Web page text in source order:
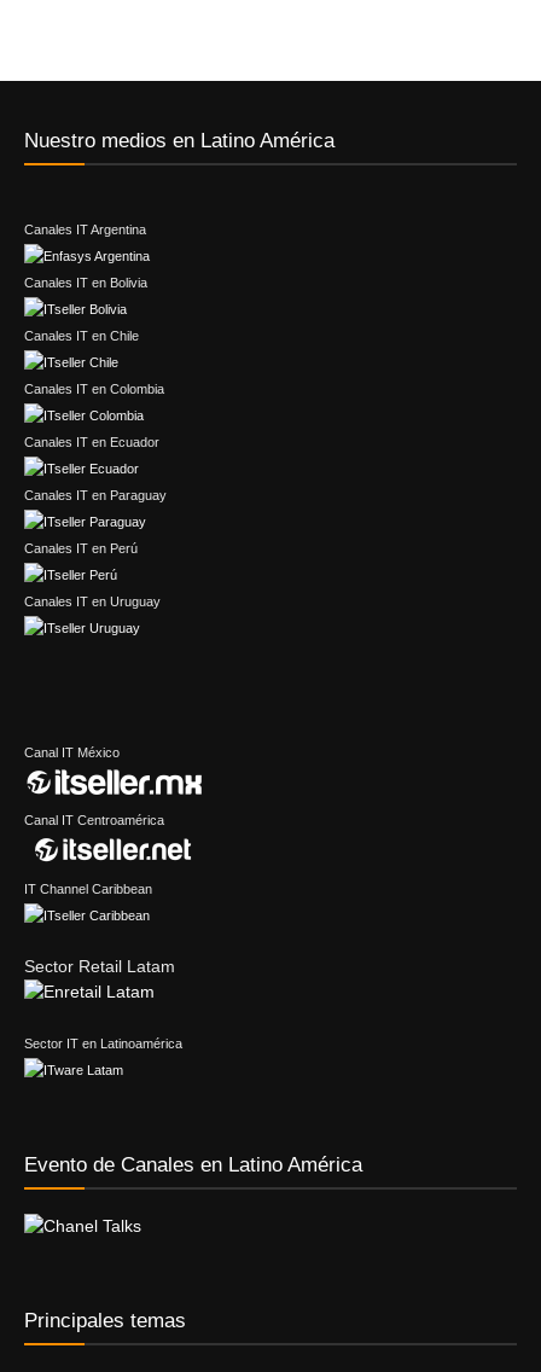
Nuestro medios en Latino América
Canales IT Argentina
Canales IT en Bolivia
Canales IT en Chile
Canales IT en Colombia
Canales IT en Ecuador
Canales IT en Paraguay
Canales IT en Perú
Canales IT en Uruguay
Canal IT México
Canal IT Centroamérica
IT Channel Caribbean
Sector Retail Latam
Sector IT en Latinoamérica
Evento de Canales en Latino América
Principales temas